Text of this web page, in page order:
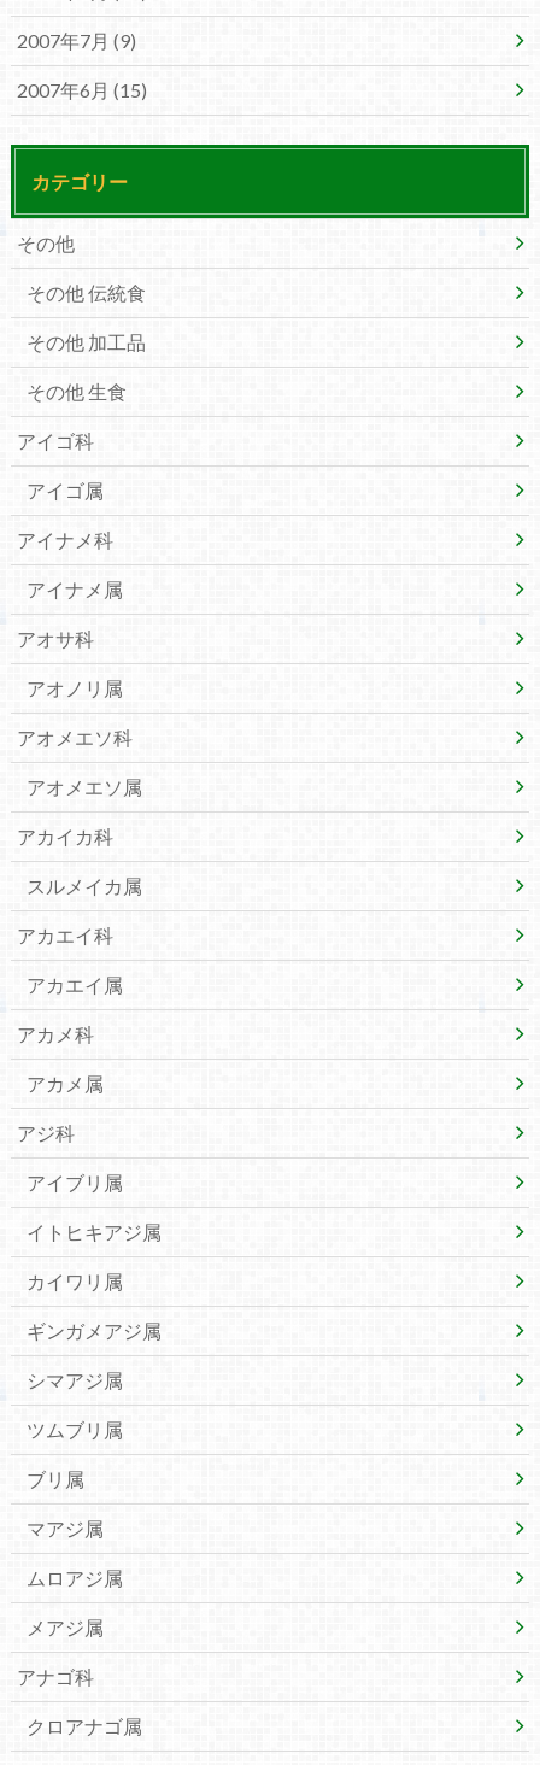
2007年7月 (9)
2007年6月 (15)
カテゴリー
その他
その他 伝統食
その他 加工品
その他 生食
アイゴ科
アイゴ属
アイナメ科
アイナメ属
アオサ科
アオノリ属
アオメエソ科
アオメエソ属
アカイカ科
スルメイカ属
アカエイ科
アカエイ属
アカメ科
アカメ属
アジ科
アイブリ属
イトヒキアジ属
カイワリ属
ギンガメアジ属
シマアジ属
ツムブリ属
ブリ属
マアジ属
ムロアジ属
メアジ属
アナゴ科
クロアナゴ属